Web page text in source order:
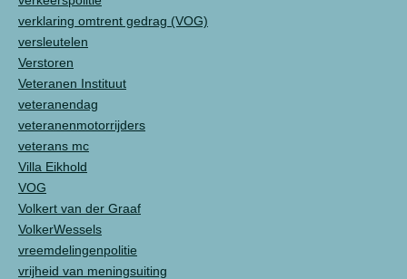
verklaring omtrent gedrag (VOG)
versleutelen
Verstoren
Veteranen Instituut
veteranendag
veteranenmotorrijders
veterans mc
Villa Eikhold
VOG
Volkert van der Graaf
VolkerWessels
vreemdelingenpolitie
vrijheid van meningsuiting